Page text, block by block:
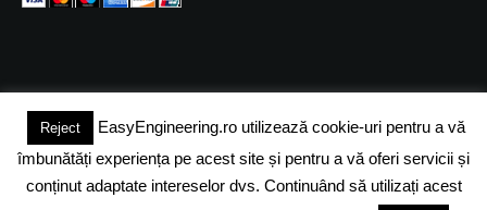
(c) 2024 - FineEngineeringMagazine. All rights reserved.
DESPRE NOI ADVERTISING JOBS DESPRE COOKIES
Reject
EasyEngineering.ro utilizează cookie-uri pentru a vă
îmbunătăți experiența pe acest site și pentru a vă oferi servicii și
conținut adaptate intereselor dvs. Continuând să utilizați acest